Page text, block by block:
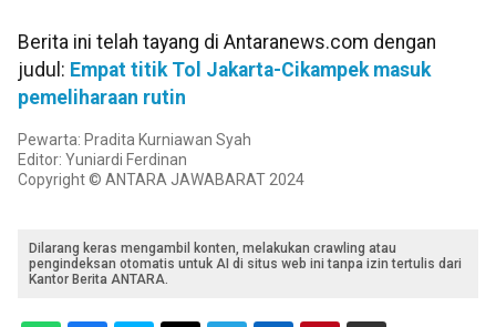
Berita ini telah tayang di Antaranews.com dengan
judul: Empat titik Tol Jakarta-Cikampek masuk
pemeliharaan rutin
Pewarta: Pradita Kurniawan Syah
Editor: Yuniardi Ferdinan
Copyright © ANTARA JAWABARAT 2024
Dilarang keras mengambil konten, melakukan crawling atau
pengindeksan otomatis untuk AI di situs web ini tanpa izin tertulis dari
Kantor Berita ANTARA.